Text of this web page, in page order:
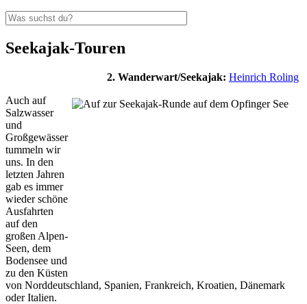
Seekajak-Touren
2. Wanderwart/Seekajak: Heinrich Roling
Auch auf
Salzwasser
und
Großgewässer
tummeln wir
uns. In den
letzten Jahren
gab es immer
wieder schöne
Ausfahrten
auf den
großen Alpen-
Seen, dem
Bodensee und
zu den Küsten
von Norddeutschland, Spanien, Frankreich, Kroatien, Dänemark
oder Italien.